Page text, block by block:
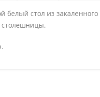
белый стол из
столешницы.